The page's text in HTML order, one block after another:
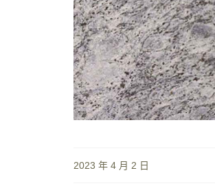
2023 年 4 月 2 日